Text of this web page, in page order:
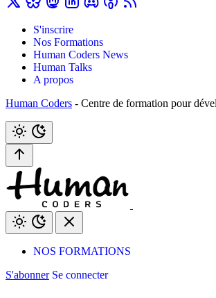
S'inscrire
Nos Formations
Human Coders News
Human Talks
A propos
Human Coders - Centre de formation pour
NOS FORMATIONS
S'abonner Se connecter